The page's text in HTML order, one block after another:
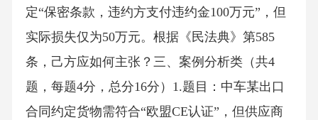
定“保密条款，违约方支付违约金100万元”，但
实际损失仅为50万元。根据《民法典》第585
条，己方应如何主张？三、案例分析类（共4
题，每题4分，总分16分）1.题目：中车某出口
合同约定货物需符合“欧盟CE认证”，但供应商